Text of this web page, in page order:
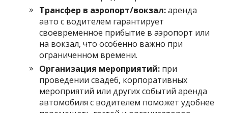
Трансфер в аэропорт/вокзал:аренда
авто с водителем гарантирует
своевременное прибытие в аэропорт или
на вокзал, что особенно важно при
ограниченном времени.
Организация мероприятий: при
проведении свадеб, корпоративных
мероприятий или других событий аренда
автомобиля с водителем поможет удобнее